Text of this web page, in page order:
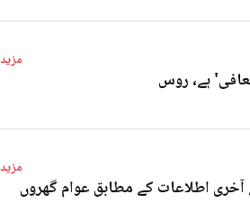
مزید
ہے، روس
مزید
کے جھٹکے آخری اطلاعات کے مطابق عوام گھروں